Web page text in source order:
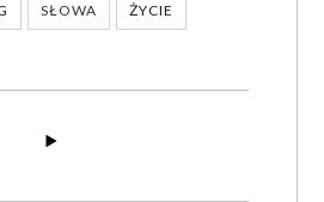
SŁOWA ŻYCIE